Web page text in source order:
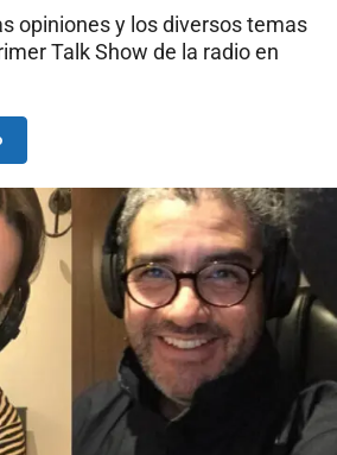
opiniones y los diversos temas
Talk Show de la radio en